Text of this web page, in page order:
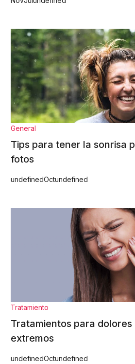
General
Tips para tener la sonrisa
fotos
undefinedOctundefined
Tratamiento
Tratamientos para
extremos
undefinedOctundefined